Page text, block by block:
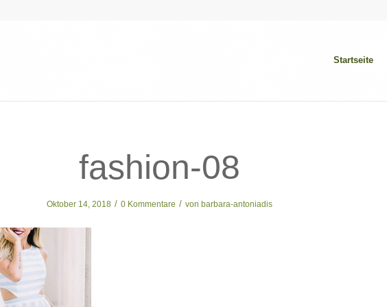
Startseite
fashion-08
Oktober 14, 2018 / 0 Kommentare / von barbara-antoniadis